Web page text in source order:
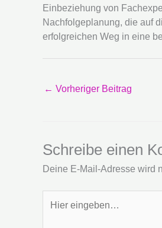
Einbeziehung von
Nachfolgeplanung, die auf
erfolgreichen Weg in eine
← Vorheriger Beitrag
Schreibe einen
Deine E-Mail-Adresse wird
eingeben…